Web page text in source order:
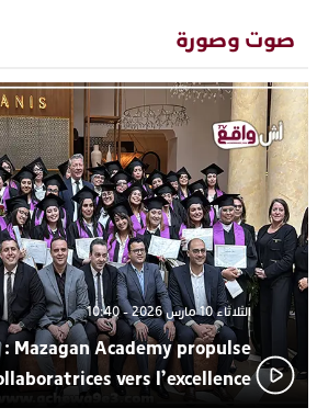
رهينتين من قبضة ذي سوابق بالجديدة
اتحاد المقاولات الإعلامية يقود قاطرة
الإعلامي سعيد بلفقير في دورة استثنائية
23:18 ترسيخا لثقافة ترشيد الموارد المائية..
من “القرية الذكية للماء” بمركز الاصطياف
17:36 من الراب والراي إلى العيطة والأغنية
المتوسطي يحتفي بتنوع الموسيقى
صوت وصورة
الثلاثاء 10 مارس 2026 - 10:40
Mazagan Academy propulse
vers l’excellence